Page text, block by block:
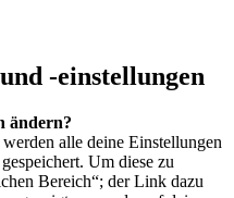
-einstellungen
ändern?
alle deine Einstellungen
Um diese zu
Bereich“; der Link dazu